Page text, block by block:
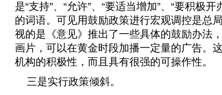
是“支持”、“允许”、“要适当增加”、“要积极
的词语。可见用鼓励政策进行宏观调控是总
视的是《意见》推出了一些具体的鼓励办法
画片，可以在黄金时段加播一定量的广告。
机构的积极性，而且具有很强的可操作性。
三是实行政策倾斜。